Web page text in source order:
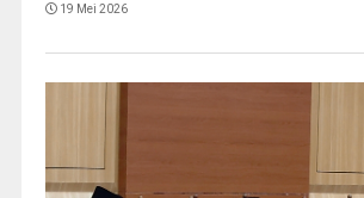
19 Mei 2026